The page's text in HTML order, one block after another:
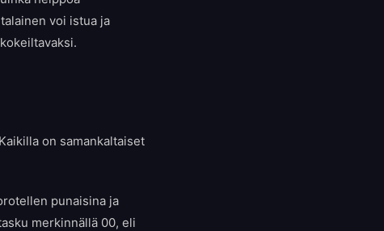
voi istua ja
on samankaltaiset
punaisina ja
merkinnällä 00, eli